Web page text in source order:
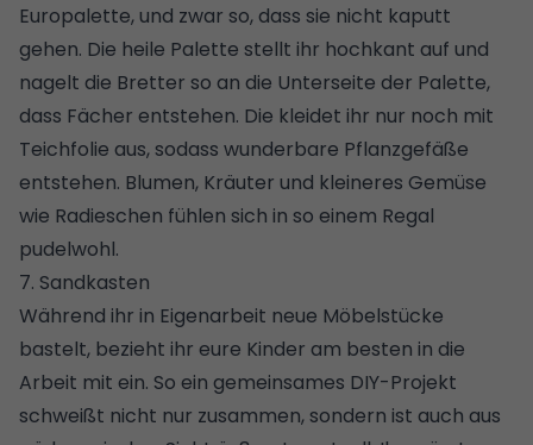
Europalette, und zwar so, dass sie nicht kaputt
gehen. Die heile Palette stellt ihr hochkant auf und
nagelt die Bretter so an die Unterseite der Palette,
dass Fächer entstehen. Die kleidet ihr nur noch mit
Teichfolie aus, sodass wunderbare Pflanzgefäße
entstehen. Blumen, Kräuter und kleineres Gemüse
wie Radieschen fühlen sich in so einem Regal
pudelwohl.
7. Sandkasten
Während ihr in Eigenarbeit neue Möbelstücke
bastelt, bezieht ihr eure Kinder am besten in die
Arbeit mit ein. So ein gemeinsames DIY-Projekt
schweißt nicht nur zusammen, sondern ist auch aus